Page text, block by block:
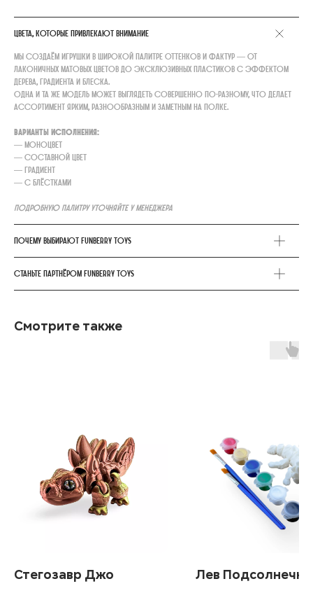
Цвета, которые привлекают внимание
Мы создаём игрушки в широкой палитре оттенков и фактур — от
лаконичных матовых цветов до эксклюзивных пластиков с эффектом
дерева, градиента и блеска.
Одна и та же модель может выглядеть совершенно по-разному, что делает
ассортимент ярким, разнообразным и заметным на полке.
Варианты исполнения:
— моноцвет
— составной цвет
— градиент
— с блёстками
Подробную палитру уточняйте у менеджера
Почему выбирают FunBerry Toys
Станьте партнёром FunBerry Toys
Смотрите также
Стегозавр Джо Лев